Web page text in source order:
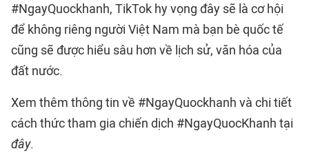
#NgayQuockhanh, TikTok hy vọng đây sẽ là cơ hội
để không riêng người Việt Nam mà bạn bè quốc tế
cũng sẽ được hiểu sâu hơn về lịch sử, văn hóa của
đất nước.
Xem thêm thông tin về #NgayQuockhanh và chi tiết
cách thức tham gia chiến dịch #NgayQuocKhanh tại
đây.